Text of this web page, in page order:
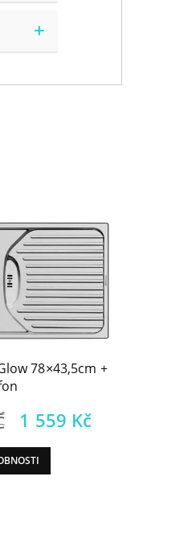
78×43,5cm +
Původní
cena
byla:
1 559 KčAktuální